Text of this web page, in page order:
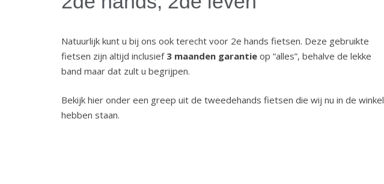
Natuurlijk kunt u bij ons ook terecht voor 2e hands fietsen. Deze gebruikte
fietsen zijn altijd inclusief 3 maanden garantie op “alles”, behalve de lekke
band maar dat zult u begrijpen.
Bekijk hier onder een greep uit de tweedehands fietsen die wij nu in de winkel
hebben staan.